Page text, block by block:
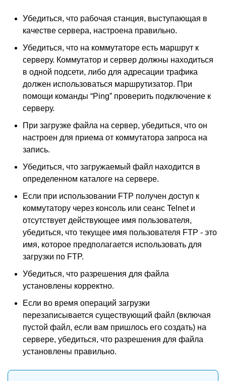
Убедиться, что рабочая станция, выступающая в
качестве сервера, настроена правильно.
Убедиться, что на коммутаторе есть маршрут к
серверу. Коммутатор и сервер должны находиться
в одной подсети, либо для адресации трафика
должен использоваться маршрутизатор. При
помощи команды “Ping” проверить подключение к
серверу.
При загрузке файла на сервер, убедиться, что он
настроен для приема от коммутатора запроса на
запись.
Убедиться, что загружаемый файл находится в
определенном каталоге на сервере.
Если при использовании FTP получен доступ к
коммутатору через консоль или сеанс Telnet и
отсутствует действующее имя пользователя,
убедиться, что текущее имя пользователя FTP - это
имя, которое предполагается использовать для
загрузки по FTP.
Убедиться, что разрешения для файла
установлены корректно.
Если во время операций загрузки
перезаписывается существующий файл (включая
пустой файл, если вам пришлось его создать) на
сервере, убедиться, что разрешения для файла
установлены правильно.